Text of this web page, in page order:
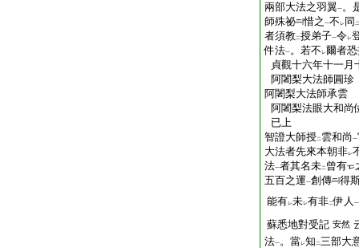
兩部大法之羽翼一。
師殊祕
惜之 一不 レ 同 二
者須教二授弟子一令レ
件法一。若不 レ爾者
貞觀十六年十一月
阿闍梨大法師圓珍
阿闍梨大法師承雲
阿闍梨法眼大和尚
已上
智證大師授二 雲和尚一
大法者先來本朝非レ
法一者其名未二 曾有
五百之運一創傳
得
能有レ未レ有非二伊人 一
蘇悉地對受記 安然
法一。當レ知 二三部大